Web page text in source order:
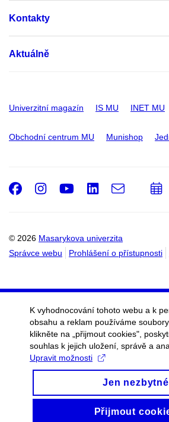
Kontakty
Aktuálně
Univerzitní magazín IS MU INET MU
Obchodní centrum MU Munishop
© 2026 Masarykova univerzita
Správce webu
Prohlášení o přístupnosti
Facebook
Instagram
Youtube
LinkedIn
e-
K vyhodnocování tohoto webu a k
obsahu a reklam používáme
klikněte na „přijmout cookies",
souhlas k jejich uložení, správě a
Upravit možnosti
Jen nezbytné
Přijmout